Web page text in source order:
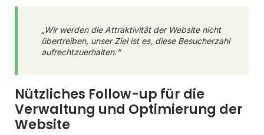
„Wir werden die Attraktivität der Website nicht
übertreiben, unser Ziel ist es, diese Besucherzahl
aufrechtzuerhalten.“
Nützliches Follow-up für die
Verwaltung und Optimierung der
Website